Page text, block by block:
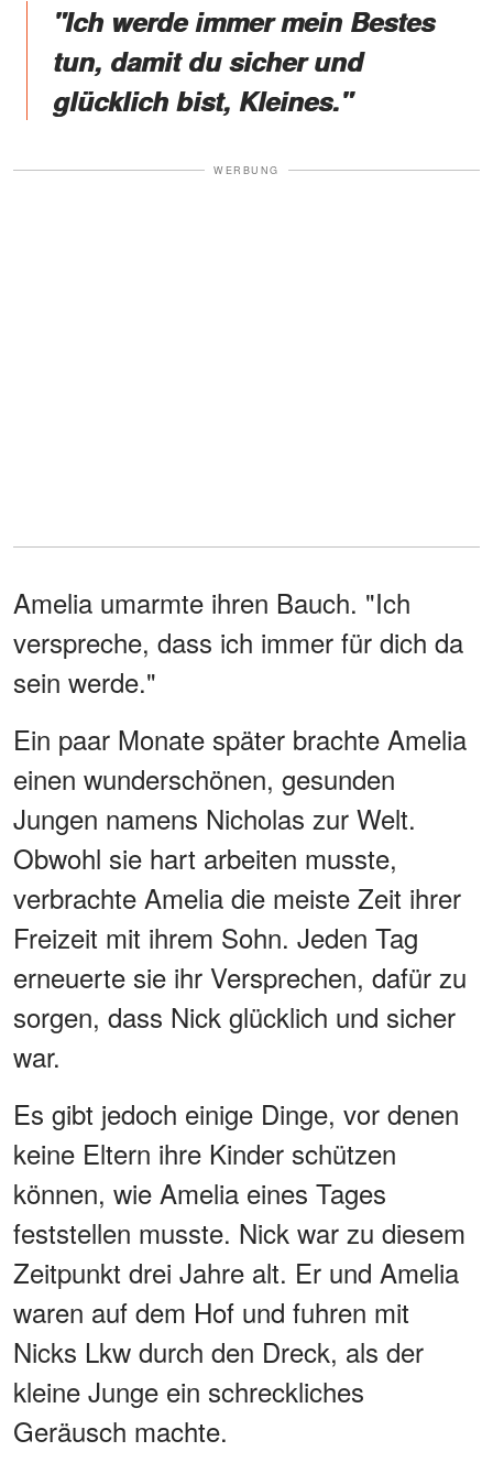
"Ich werde immer mein Bestes
tun, damit du sicher und
glücklich bist, Kleines."
WERBUNG
Amelia umarmte ihren Bauch. "Ich
verspreche, dass ich immer für dich da
sein werde."
Ein paar Monate später brachte Amelia
einen wunderschönen, gesunden
Jungen namens Nicholas zur Welt.
Obwohl sie hart arbeiten musste,
verbrachte Amelia die meiste Zeit ihrer
Freizeit mit ihrem Sohn. Jeden Tag
erneuerte sie ihr Versprechen, dafür zu
sorgen, dass Nick glücklich und sicher
war.
Es gibt jedoch einige Dinge, vor denen
keine Eltern ihre Kinder schützen
können, wie Amelia eines Tages
feststellen musste. Nick war zu diesem
Zeitpunkt drei Jahre alt. Er und Amelia
waren auf dem Hof und fuhren mit
Nicks Lkw durch den Dreck, als der
kleine Junge ein schreckliches
Geräusch machte.